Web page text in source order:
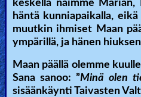
keskellä näimme
häntä kunniapaikalla,
muutkin ihmiset Maan
ympärillä, ja hänen
Maan päällä olemme
Sana sanoo: ”Minä olen
sisäänkäynti Taivasten